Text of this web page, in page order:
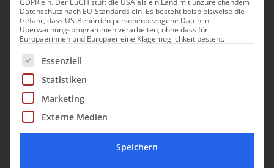
REITH
Datenschutz nach EU-Standards ein. Es besteht beispielsweise die
Gefahr, dass US-Behörden personenbezogene Daten in
Überwachungsprogrammen verarbeiten, ohne dass für
Europäerinnen und Europäer eine Klagemöglichkeit besteht.
Es folgt eine Liste der Service-Gruppen, für die eine
Essenziell
Statistiken
Marketing
Externe Medien
Speichern